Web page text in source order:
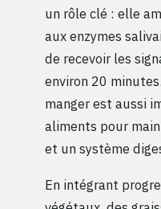
un rôle clé : elle
aux enzymes
de recevoir les
environ 20
manger est aussi
aliments pour
et un système
En intégrant